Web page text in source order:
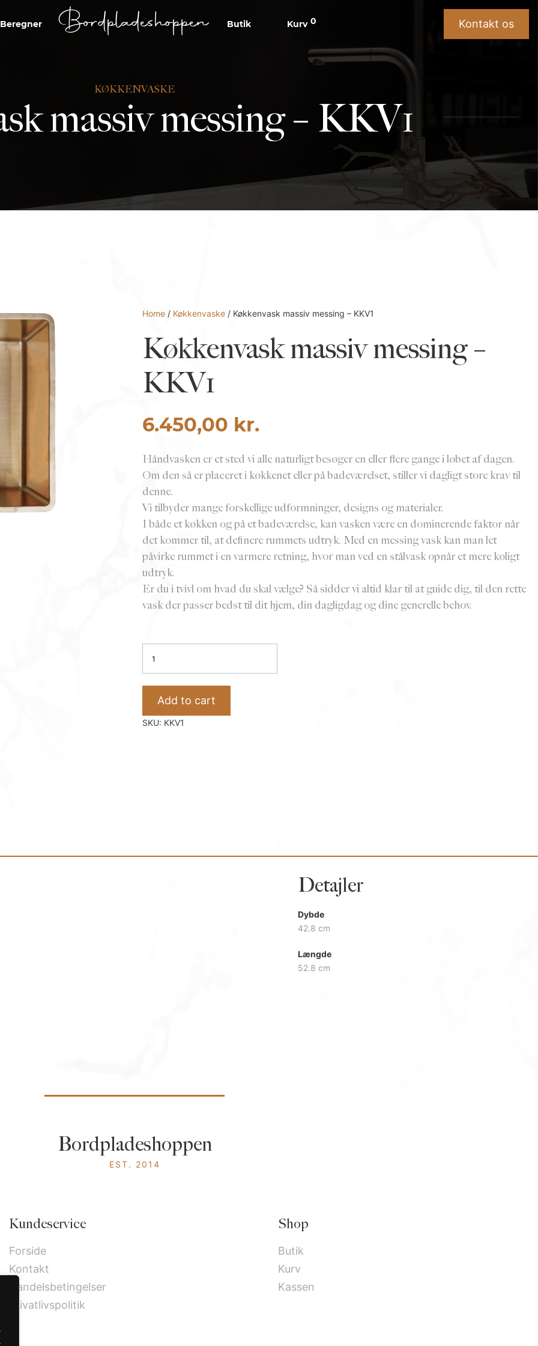
Beregner Bordpladeshoppen Butik Kurv 0 Kontakt os
KØKKENVASKE
massiv messing – KKV1
Home / Køkkenvaske / Køkkenvask massiv messing – KKV1
Køkkenvask massiv messing –
KKV1
6.450,00 kr.
Håndvasken er et sted vi alle naturligt besøger en eller flere gange i løbet af dagen.
Om den så er placeret i køkkenet eller på badeværelset, stiller vi dagligt store krav til
denne.
Vi tilbyder mange forskellige udformninger, designs og materialer.
I både et køkken og på et badeværelse, kan vasken være en dominerende faktor når
det kommer til, at definere rummets udtryk. Med en messing vask kan man let
påvirke rummet i en varmere retning, hvor man ved en stålvask opnår et mere køligt
udtryk.
Er du i tvivl om hvad du skal vælge? Så sidder vi altid klar til at guide dig, til den rette
vask der passer bedst til dit hjem, din dagligdag og dine generelle behov.
massiv
KKV1
quantity
Add to cart
SKU: KKV1
Detajler
Dybde
42.8 cm
Længde
52.8 cm
Bordpladeshoppen
EST. 2014
Kundeservice
Forside
Kontakt
Handelsbetingelser
Privatlivspolitik
Shop
Butik
Kurv
Kassen